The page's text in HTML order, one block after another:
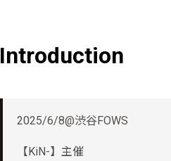
Introduction
2025/6/8@渋谷FOWS
【KiN-】主催